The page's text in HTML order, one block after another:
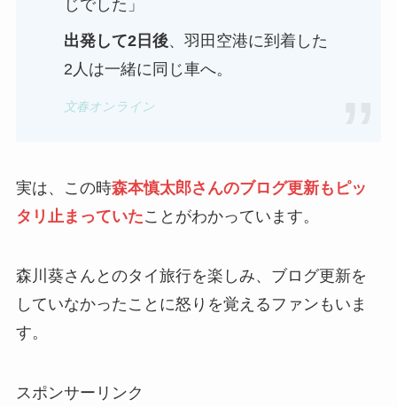
じでした」
出発して2日後、羽田空港に到着した
2人は一緒に同じ車へ。
文春オンライン
実は、この時森本慎太郎さんのブログ更新もピッ
タリ止まっていたことがわかっています。
森川葵さんとのタイ旅行を楽しみ、ブログ更新を
していなかったことに怒りを覚えるファンもいま
す。
スポンサーリンク